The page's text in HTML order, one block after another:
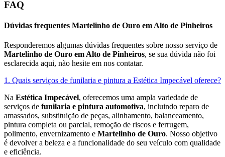
FAQ
Dúvidas frequentes Martelinho de Ouro em Alto de Pinheiros
Responderemos algumas dúvidas frequentes sobre nosso serviço de
Martelinho de Ouro em Alto de Pinheiros, se sua dúvida não foi
esclarecida aqui, não hesite em nos contatar.
1. Quais serviços de funilaria e pintura a Estética Impecável oferece?
Na Estética Impecável, oferecemos uma ampla variedade de
serviços de funilaria e pintura automotiva, incluindo reparo de
amassados, substituição de peças, alinhamento, balanceamento,
pintura completa ou parcial, remoção de riscos e ferrugem,
polimento, envernizamento e Martelinho de Ouro. Nosso objetivo
é devolver a beleza e a funcionalidade do seu veículo com qualidade
e eficiência.